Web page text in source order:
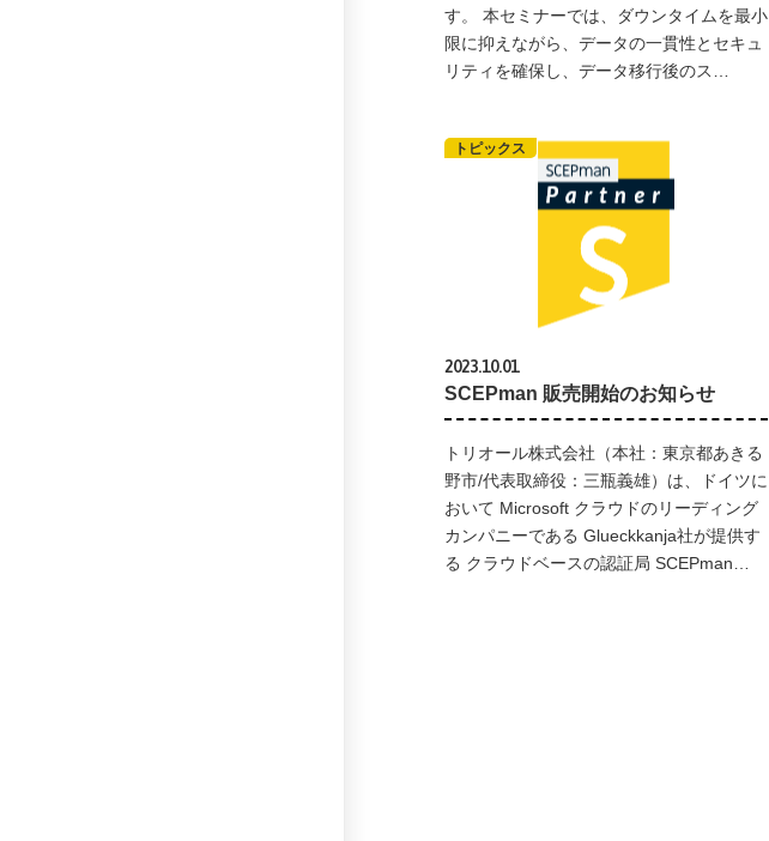
す。 本セミナーでは、ダウンタイムを最小
限に抑えながら、データの一貫性とセキュ
リティを確保し、データ移行後のス…
SCEPman 販売開始のお知らせ
2023.10.01
トピックス
トリオール株式会社（本社：東京都あきる
野市/代表取締役：三瓶義雄）は、ドイツに
おいて Microsoft クラウドのリーディング
カンパニーである Glueckkanja社が提供す
る クラウドベースの認証局 SCEPman…